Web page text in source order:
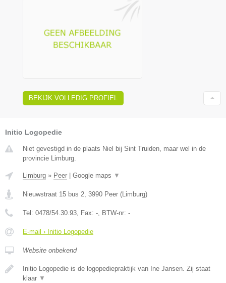
BEKIJK VOLLEDIG PROFIEL
Initio Logopedie
Niet gevestigd in de plaats Niel bij Sint Truiden, maar wel in de
provincie Limburg.
Limburg » Peer | Google maps ▼
Nieuwstraat 15 bus 2 3990 Peer (Limburg)
Tel: 0478/54.30.93 , Fax: - , BTW-nr: -
E-mail › Initio Logopedie
Website onbekend
Initio Logopedie is de logopediepraktijk van Ine Jansen. Zij staat
klaar ▼